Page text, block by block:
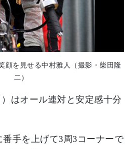
顔を見せる中村雅人（撮影・柴田隆
二）
はオール連対と安定感十分
手を上げて3周3コーナーで